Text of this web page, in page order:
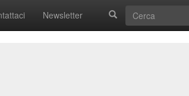
Newsletter